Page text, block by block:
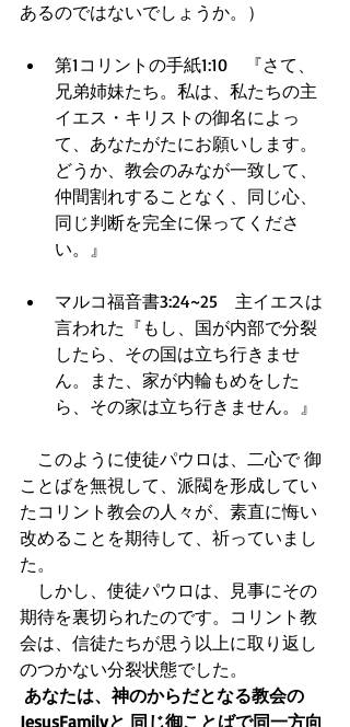
あるのではないでしょうか。）
第1コリントの手紙1:10　『さて、
兄弟姉妹たち。私は、私たちの主
イエス・キリストの御名によっ
て、あなたがたにお願いします。
どうか、教会のみなが一致して、
仲間割れすることなく、同じ心、
同じ判断を完全に保ってくださ
い。』
マルコ福音書3:24~25　主イエスは
言われた『もし、国が内部で分裂
したら、その国は立ち行きませ
ん。また、家が内輪もめをした
ら、その家は立ち行きません。』
このように使徒パウロは、二心で 御
ことばを無視して、派閥を形成してい
たコリント教会の人々が、素直に悔い
改めることを期待して、祈っていまし
た。
しかし、使徒パウロは、見事にその
期待を裏切られたのです。コリント教
会は、信徒たちが思う以上に取り返し
のつかない分裂状態でした。
あなたは、神のからだとなる教会の
JesusFamilyと 同じ御ことばで同一方向